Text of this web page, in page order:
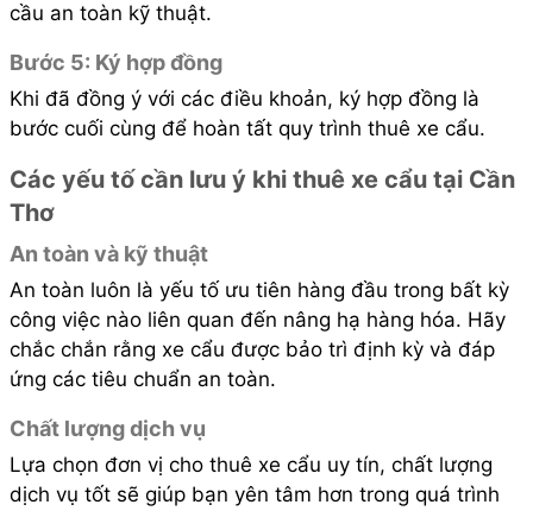
cầu an toàn kỹ thuật.
Bước 5: Ký hợp đồng
Khi đã đồng ý với các điều khoản, ký hợp đồng là
bước cuối cùng để hoàn tất quy trình thuê xe cẩu.
Các yếu tố cần lưu ý khi thuê xe cẩu tại Cần
Thơ
An toàn và kỹ thuật
An toàn luôn là yếu tố ưu tiên hàng đầu trong bất kỳ
công việc nào liên quan đến nâng hạ hàng hóa. Hãy
chắc chắn rằng xe cẩu được bảo trì định kỳ và đáp
ứng các tiêu chuẩn an toàn.
Chất lượng dịch vụ
Lựa chọn đơn vị cho thuê xe cẩu uy tín, chất lượng
dịch vụ tốt sẽ giúp bạn yên tâm hơn trong quá trình